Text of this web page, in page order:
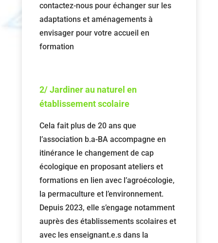
contactez-nous pour échanger sur les
adaptations et aménagements à
envisager pour votre accueil en
formation
2/ Jardiner au naturel en
établissement scolaire
Cela fait plus de 20 ans que
l’association b.a-BA accompagne en
itinérance le changement de cap
écologique en proposant ateliers et
formations en lien avec l’agroécologie,
la permaculture et l’environnement.
Depuis 2023, elle s’engage notamment
auprès des établissements scolaires et
avec les enseignant.e.s dans la